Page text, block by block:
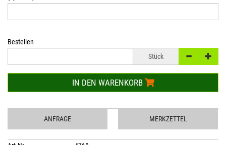
Bestellen
Stück
IN DEN WARENKORB
ANFRAGE MERKZETTEL